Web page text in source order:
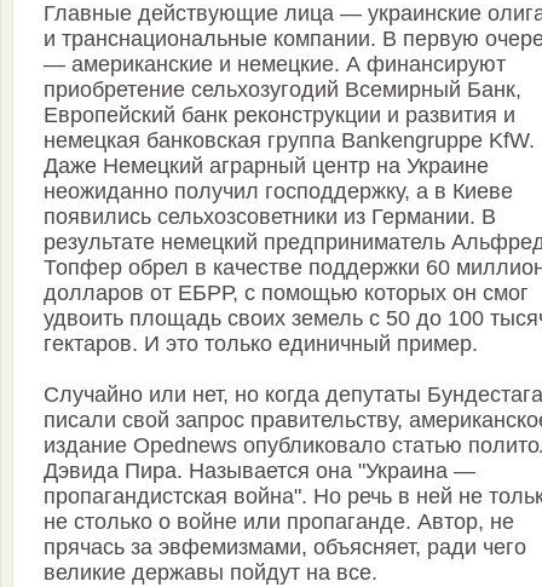
Главные действующие лица — украинские
и транснациональные компании. В первую
— американские и немецкие. А финансируют
приобретение сельхозугодий Всемирный Банк,
Европейский банк реконструкции и развития и
немецкая банковская группа Bankengruppe KfW.
Даже Немецкий аграрный центр на Украине
неожиданно получил господдержку, а в Киеве
появились сельхозсоветники из Германии. В
результате немецкий предприниматель
Топфер обрел в качестве поддержки 60
долларов от ЕБРР, с помощью которых он смог
удвоить площадь своих земель с 50 до 100
гектаров. И это только единичный пример.
Случайно или нет, но когда депутаты Бундестага
писали свой запрос правительству,
издание Opednews опубликовало статью
Дэвида Пира. Называется она "Украина —
пропагандистская война". Но речь в ней не
не столько о войне или пропаганде. Автор, не
прячась за эвфемизмами, объясняет, ради чего
великие державы пойдут на все.